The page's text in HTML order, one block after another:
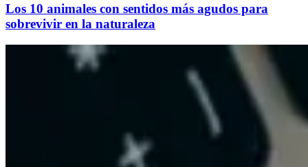
Los 10 animales con sentidos más agudos para
sobrevivir en la naturaleza